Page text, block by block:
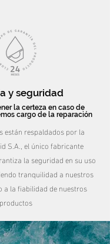
y seguridad
la certeza en caso de
cargo de la reparación
están respaldados por la
S.A., el único fabricante
la seguridad en su uso
tranquilidad a nuestros
a la fiabilidad de nuestros
productos